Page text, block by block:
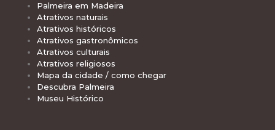
Palmeira em Madeira
Atrativos naturais
Atrativos históricos
Atrativos gastronômicos
Atrativos culturais
Atrativos religiosos
Mapa da cidade / como chegar
Descubra Palmeira
Museu Histórico